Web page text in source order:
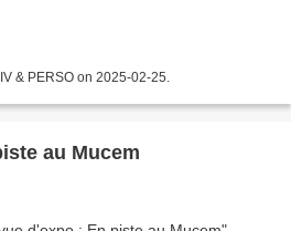
& PERSO on 2025-02-25.
au Mucem